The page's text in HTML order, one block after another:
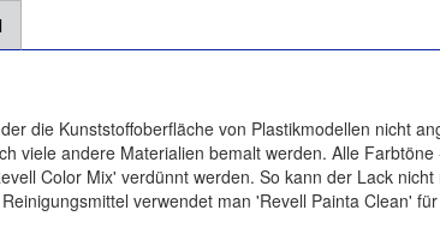
die Kunststoffoberfläche von Plastikmodellen nicht
viele andere Materialien bemalt werden. Alle
Color Mix' verdünnt werden. So kann der Lack
verwendet man 'Revell Painta Clean'